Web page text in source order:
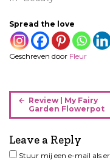
Spread the love
Geschreven door Fleur
B
r
i
c
Review | My Fairy
Garden Flowerpot
Leave a Reply
Stuur mij een e-mail als